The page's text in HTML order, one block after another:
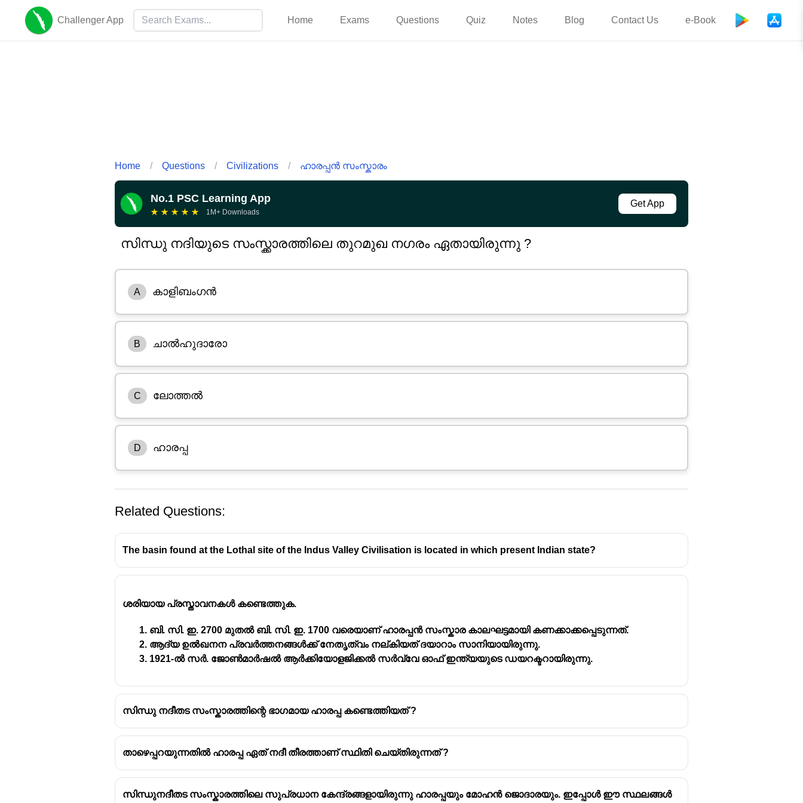
Challenger App Home Exams Questions Quiz Notes Blog Contact Us e-Book
Home / Questions / Civilizations / ഹാരപ്പൻ സംസ്കാരം
No.1 PSC Learning App
★ ★ ★ ★ ★ 1M+ Downloads
Get App
സിന്ധു നദിയുടെ സംസ്ക്കാരത്തിലെ തുറമുഖ നഗരം ഏതായിരുന്നു ?
A കാളിബംഗൻ
B ചാൽഹുദാരോ
C ലോത്തൽ
D ഹാരപ്പ
Related Questions:
The basin found at the Lothal site of the Indus Valley Civilisation is located in which present Indian state?
ശരിയായ പ്രസ്താവനകൾ കണ്ടെത്തുക.
ബി. സി. ഇ. 2700 മുതൽ ബി. സി. ഇ. 1700 വരെയാണ് ഹാരപ്പൻ സംസ്കാര കാലഘട്ടമായി കണക്കാക്കപ്പെടുന്നത്.
ആദ്യ ഉൽഖനന പ്രവർത്തനങ്ങൾക്ക് നേതൃത്വം നല്കിയത് ദയാറാം സാനിയായിരുന്നു.
1921-ൽ സർ. ജോൺമാർഷൽ ആർക്കിയോളജിക്കൽ സർവ്വേ ഓഫ് ഇന്ത്യയുടെ ഡയറക്ടറായിരുന്നു.
സിന്ധു നദീതട സംസ്കാരത്തിന്റെ ഭാഗമായ ഹാരപ്പ കണ്ടെത്തിയത് ?
താഴെപ്പറയുന്നതിൽ ഹാരപ്പ ഏത് നദീ തീരത്താണ് സ്ഥിതി ചെയ്തിരുന്നത് ?
സിന്ധുനദീതട സംസ്കാരത്തിലെ സുപ്രധാന കേന്ദ്രങ്ങളായിരുന്നു ഹാരപ്പയും മോഹൻ ജൊദാരയും. ഇപ്പോൾ ഈ സ്ഥലങ്ങൾ